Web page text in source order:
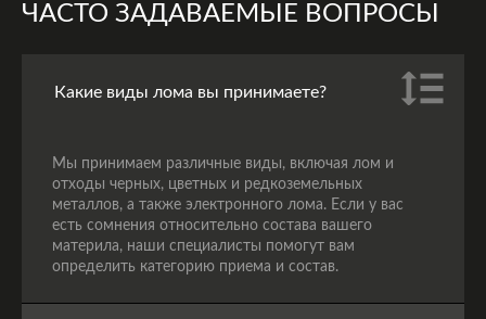
ЧАСТО ЗАДАВАЕМЫЕ ВОПРОСЫ
Какие виды лома вы принимаете?
Мы принимаем различные виды, включая лом и
отходы черных, цветных и редкоземельных
металлов, а также электронного лома. Если у вас
есть сомнения относительно состава вашего
материла, наши специалисты помогут вам
определить категорию приема и состав.